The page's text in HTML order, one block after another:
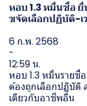
หอบ 1.3 หมื่นชื่อ
ขจัดเลือกปฏิบัติ-เ
6 ก.พ. 2568
-
12:59 น.
หอบ 1.3 หมื่นรายชื่
ต้องถูกเลือกปฏิบัติ
เดียวกับอาชีพอื่น